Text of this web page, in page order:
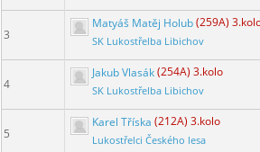
3
Matyáš Matěj Holub(259A)
SK Lukostřelba Libichov
4
Jakub Vlasák(254A) 3.kolo
SK Lukostřelba Libichov
5
Karel Tříska (212A) 3.kolo
Lukostřelci Českého lesa